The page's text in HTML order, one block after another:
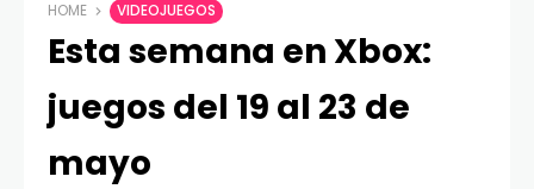
HOME VIDEOJUEGOS
Esta semana en Xbox:
juegos del 19 al 23 de
mayo